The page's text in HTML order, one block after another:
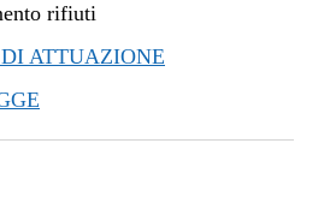
rifiuti
ATTUAZIONE